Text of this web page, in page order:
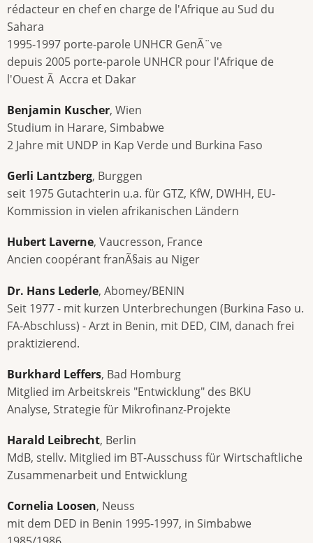
rédacteur en chef en charge de l'Afrique au Sud du
Sahara
1995-1997 porte-parole UNHCR GenÃ¨ve
depuis 2005 porte-parole UNHCR pour l'Afrique de
l'Ouest Ã Accra et Dakar
Benjamin Kuscher, Wien
Studium in Harare, Simbabwe
2 Jahre mit UNDP in Kap Verde und Burkina Faso
Gerli Lantzberg, Burggen
seit 1975 Gutachterin u.a. für GTZ, KfW, DWHH, EU-
Kommission in vielen afrikanischen Ländern
Hubert Laverne, Vaucresson, France
Ancien coopérant franÃ§ais au Niger
Dr. Hans Lederle, Abomey/BENIN
Seit 1977 - mit kurzen Unterbrechungen (Burkina Faso u.
FA-Abschluss) - Arzt in Benin, mit DED, CIM, danach frei
praktizierend.
Burkhard Leffers, Bad Homburg
Mitglied im Arbeitskreis "Entwicklung" des BKU
Analyse, Strategie für Mikrofinanz-Projekte
Harald Leibrecht, Berlin
MdB, stellv. Mitglied im BT-Ausschuss für Wirtschaftliche
Zusammenarbeit und Entwicklung
Cornelia Loosen, Neuss
mit dem DED in Benin 1995-1997, in Simbabwe